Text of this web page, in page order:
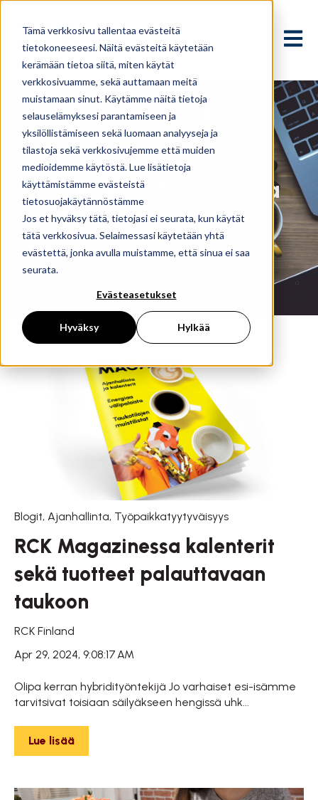
Tämä verkkosivu tallentaa evästeitä
tietokoneeseesi. Näitä evästeitä käytetään
kerämään tietoa siitä, miten käytät
verkkosivuamme, sekä auttamaan meitä
muistamaan sinut. Käytämme näitä tietoja
selauselämyksesi parantamiseen ja
yksilöllistämiseen sekä luomaan analyyseja ja
tilastoja sekä verkkosivujemme että muiden
medioidemme käytöstä. Lue lisätietoja
käyttämistämme evästeistä
tietosuojakäytännöstämme
Jos et hyväksy tätä, tietojasi ei seurata, kun käytät
tätä verkkosivua. Selaimessasi käytetään yhtä
evästettä, jonka avulla muistamme, että sinua ei saa
seurata.
Evästeasetukset
Hyväksy Hylkää
Avaa
Artikkelit | Ajanhallinta
Blogit, Ajanhallinta, Työpaikkatyytyväisyys
RCK Magazinessa kalenterit
sekä tuotteet palauttavaan
taukoon
RCK Finland
Apr 29, 2024, 9:08:17 AM
Olipa kerran hybridityöntekijä Jo varhaiset esi-isämme
tarvitsivat toisiaan säilyäkseen hengissä uhk...
Lue lisää